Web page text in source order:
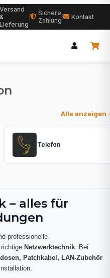
Versand
&
Lieferung
Sichere
Zahlung
Kontakt
Alle anzeigen
Telefon
– alles für
professionelle
Netzwerktechnik. Bei
Patchkabel, LAN-Zubehör